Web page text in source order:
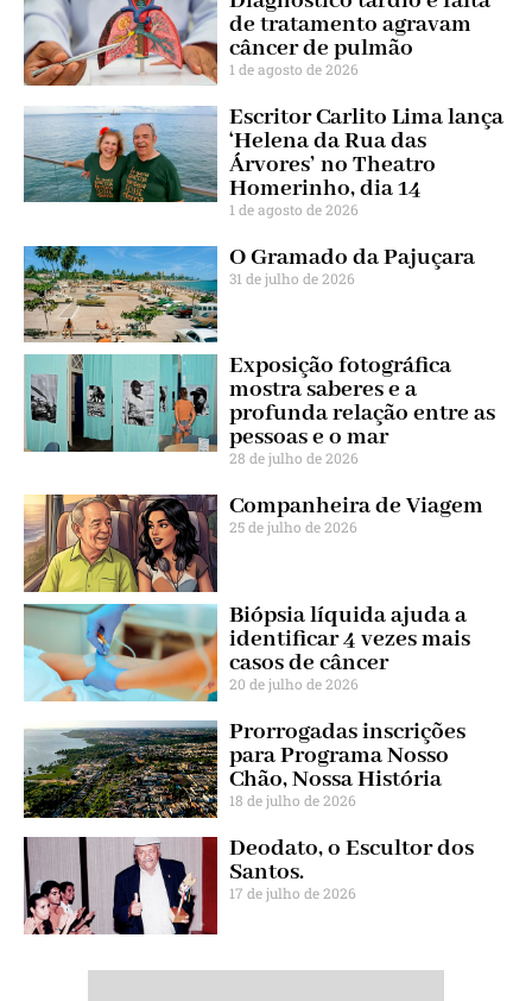
de tratamento agravam
câncer de pulmão
1 de agosto de 2026
Escritor Carlito Lima lança
‘Helena da Rua das
Árvores’ no Theatro
Homerinho, dia 14
1 de agosto de 2026
O Gramado da Pajuçara
31 de julho de 2026
Exposição fotográfica
mostra saberes e a
profunda relação entre as
pessoas e o mar
28 de julho de 2026
Companheira de Viagem
25 de julho de 2026
Biópsia líquida ajuda a
identificar 4 vezes mais
casos de câncer
20 de julho de 2026
Prorrogadas inscrições
para Programa Nosso
Chão, Nossa História
18 de julho de 2026
Deodato, o Escultor dos
Santos.
17 de julho de 2026